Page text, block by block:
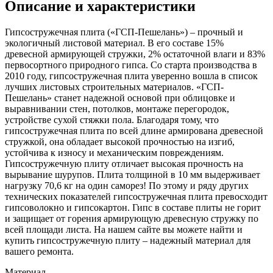
Описание и характеристики
Гипсостружечная плита («ГСП-Пешелань») – прочный и
экологичный листовой материал. В его составе 15%
древесной армирующей стружки, 2% остаточной влаги и 83%
первосортного природного гипса. Со старта производства в
2010 году, гипсостружечная плита уверенно вошла в список
лучших листовых строительных материалов. «ГСП-
Пешелань» станет надежной основой при облицовке и
выравнивании стен, потолков, монтаже перегородок,
устройстве сухой стяжки пола. Благодаря тому, что
гипсостружечная плита по всей длине армирована древесной
стружкой, она обладает высокой прочностью на изгиб,
устойчива к износу и механическим повреждениям.
Гипсостружечную плиту отличает высокая прочность на
вырывание шурупов. Плита толщиной в 10 мм выдерживает
нагрузку 70,6 кг на один саморез! По этому и ряду других
технических показателей гипсостружечная плита превосходит
гипсоволокно и гипсокартон. Гипс в составе плиты не горит
и защищает от горения армирующую древесную стружку по
всей площади листа. На нашем сайте вы можете найти и
купить гипсостружечную плиту – надежный материал для
вашего ремонта.